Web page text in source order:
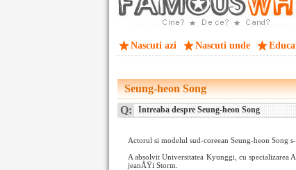
Nascuti azi Nascuti unde
Seung-heon Song
Q: Intreaba despre Seung-heon Song
Actorul si modelul sud-coreean Seung-heon Song
A absolvit Universitatea Kyunggi, cu
jeanÅŸi Storm.